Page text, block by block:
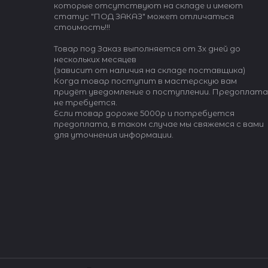
которые отсутствуют на складе и имеют
статус "ПОД ЗАКАЗ" может отличаться
стоимость!!!
Товар под Заказ выполняется от 3х дней до
нескольких месяцев
(зависит от наличия на складе поставщика)
Когда товар поступит в мастерскую вам
придёт уведомление о поступлении. Предоплата
не требуется.
Если товар дороже 5000р и потребуется
предоплата, в таком случае мы свяжемся с вами
для уточнения информации.